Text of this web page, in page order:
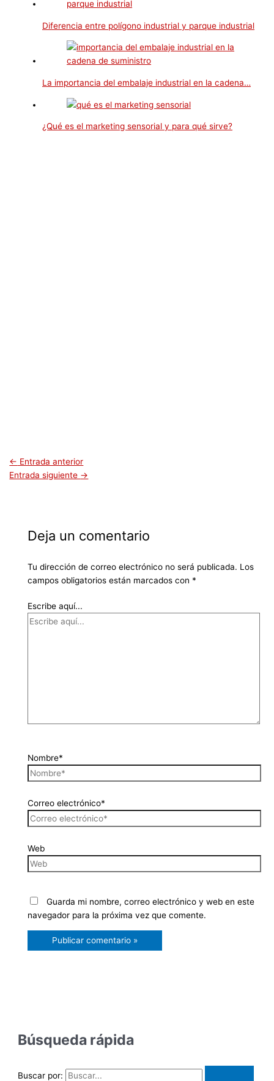
Diferencia entre polígono industrial y parque industrial
La importancia del embalaje industrial en la cadena…
¿Qué es el marketing sensorial y para qué sirve?
← Entrada anterior
Entrada siguiente →
Deja un comentario
Tu dirección de correo electrónico no será publicada. Los
campos obligatorios están marcados con *
Escribe aquí...
Nombre*
Correo electrónico*
Web
Guarda mi nombre, correo electrónico y web en este
navegador para la próxima vez que comente.
Búsqueda rápida
Buscar por: